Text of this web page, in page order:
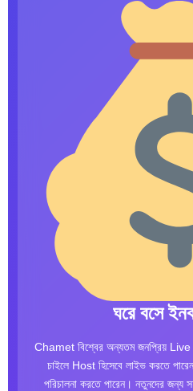
ঘরে বসে
Chamet বিশ্বের অন্যতম জনপ্রিয়
চাইলে Host হিসেবে লাইভ করতে
পরিচালনা করতে পারেন। নতুনদের